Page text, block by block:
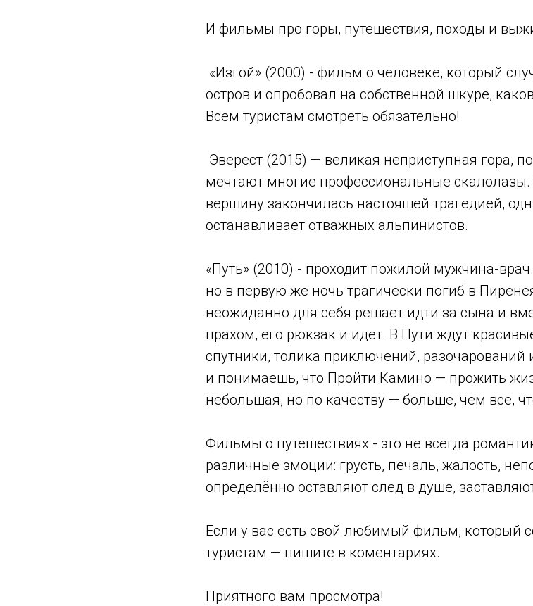
И фильмы про горы, путешествия, походы и
«Изгой» (2000) - фильм о человеке, который
остров и опробовал на собственной шкуре,
Всем туристам смотреть обязательно!
Эверест (2015) — великая неприступная гора,
мечтают многие профессиональные
вершину закончилась настоящей трагедией,
останавливает отважных альпинистов.
«Путь» (2010) - проходит пожилой мужчина-
но в первую же ночь трагически погиб в
неожиданно для себя решает идти за сына и
прахом, его рюкзак и идет. В Пути ждут
спутники, толика приключений,
и понимаешь, что Пройти Камино — прожить
небольшая, но по качеству — больше, чем все,
Фильмы о путешествиях - это не всегда
различные эмоции: грусть, печаль, жалость,
определённо оставляют след в душе,
Если у вас есть свой любимый фильм, который
туристам — пишите в коментариях.
Приятного вам просмотра!